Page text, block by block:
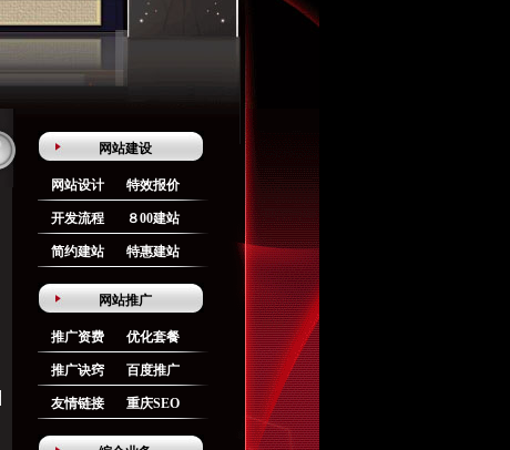
网站建设
网站设计 特效报价
开发流程 ８00建站
简约建站 特惠建站
网站推广
推广资费 优化套餐
推广诀窍 百度推广
友情链接 重庆SEO